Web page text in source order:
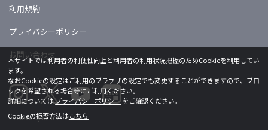
利用規約
プライバシーポリシー
お問い合わせ
Licensed by khara ©khara
本サイトでは利用者の利便性向上と利用者の利用状況把握のためCookieを利用してい
ます。
なおCookieの設定はご利用のブラウザの設定でも変更することができますので、ブロ
ックを希望される場合等にご利用ください。
詳細についてはプライバシーポリシーをご確認ください。
Cookieの拒否方法はこちら